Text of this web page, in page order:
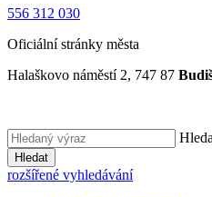
556 312 030
Oficiální stránky města
Halaškovo náměstí 2, 747 87
Hledat
rozšířené vyhledávání